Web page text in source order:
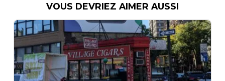
VOUS DEVRIEZ AIMER AUSSI